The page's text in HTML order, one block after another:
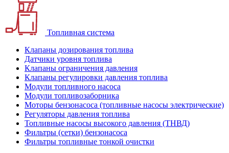
Топливная система
Клапаны дозирования топлива
Датчики уровня топлива
Клапаны ограничения давления
Клапаны регулировки давления топлива
Модули топливного насоса
Модули топливозаборника
Моторы бензонасоса (топливные насосы электрические)
Регуляторы давления топлива
Топливные насосы высокого давления (ТНВД)
Фильтры (сетки) бензонасоса
Фильтры топливные тонкой очистки